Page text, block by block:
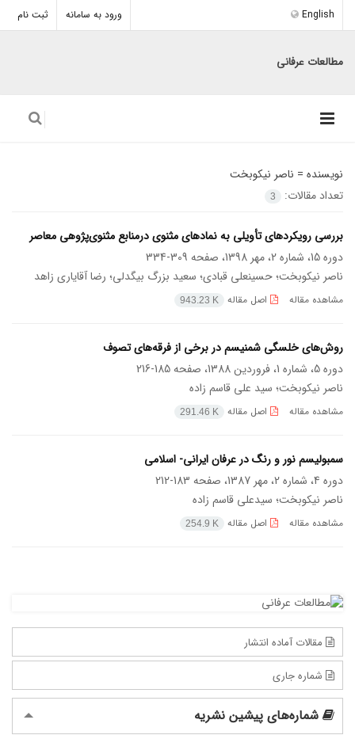
ورود به سامانه ثبت نام English
مطالعات عرفانی
نویسنده = ناصر نیکوبخت
تعداد مقالات:
3
بررسی رویکردهای تأویلی به نمادهای مثنوی درمنابع مثنوی‌پژوهی معاصر
دوره 15، شماره 2، مهر 1398، صفحه
309-334
ناصر نیکوبخت؛ حسینعلی قبادی؛ سعید بزرگ بیگدلی؛ رضا آقایاری زاهد
مشاهده مقاله اصل مقاله 943.23 K
روش‌های خلسگی شمنیسم در برخی از فرقه‌های تصوف
دوره 5، شماره 1، فروردین 1388، صفحه
185-216
ناصر نیکوبخت؛ سید علی قاسم زاده
مشاهده مقاله اصل مقاله 291.46 K
سمبولیسم نور و رنگ در عرفان ایرانی- اسلامی
دوره 4، شماره 2، مهر 1387، صفحه
183-212
ناصر نیکوبخت؛ سیدعلی قاسم زاده
مشاهده مقاله اصل مقاله 254.9 K
مقالات آماده انتشار
شماره جاری
شماره‌های پیشین نشریه